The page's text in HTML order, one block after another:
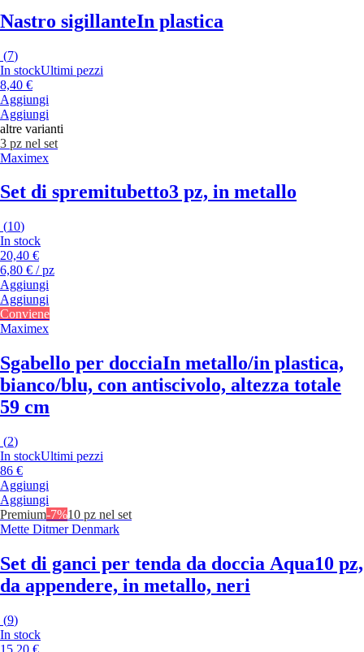
Nastro sigillanteIn plastica
(7)
In stockUltimi pezzi
8,40 €
Aggiungi
Aggiungi
altre varianti
3 pz nel set
Maximex
Set di spremitubetto3 pz, in metallo
(10)
In stock
20,40 €
6,80 € / pz
Aggiungi
Aggiungi
Conviene
Maximex
Sgabello per docciaIn metallo/in plastica,
bianco/blu, con antiscivolo, altezza totale
59 cm
(2)
In stockUltimi pezzi
86 €
Aggiungi
Aggiungi
Premium-7%10 pz nel set
Mette Ditmer Denmark
Set di ganci per tenda da doccia Aqua10 pz,
da appendere, in metallo, neri
(9)
In stock
15,20 €